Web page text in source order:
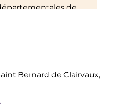
de
Bernard de Clairvaux,